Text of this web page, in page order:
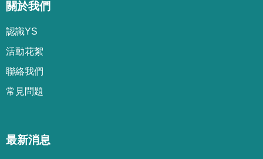
關於我們
認識YS
活動花絮
聯絡我們
常見問題
最新消息